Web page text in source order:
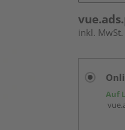
inkl. MwSt.
Auf